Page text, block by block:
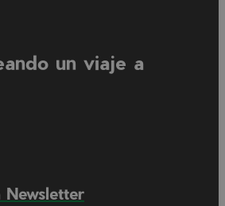
un viaje a
Newsletter